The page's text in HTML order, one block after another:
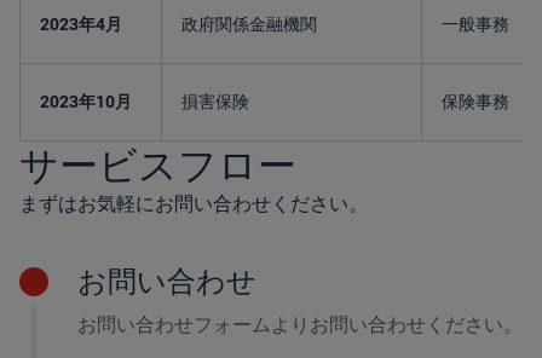
2023年4月 政府関係金融機関 一般事務
2023年10月 損害保険 保険事務
サービスフロー
まずはお気軽にお問い合わせください。
お問い合わせ
お問い合わせフォームよりお問い合わせください。